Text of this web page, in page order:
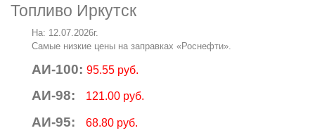
Топливо Иркутск
На: 12.07.2026г.
Самые низкие цены на заправках «Роснефти».
АИ-100: 95.55 руб.
АИ-98: 121.00 руб.
АИ-95: 68.80 руб.